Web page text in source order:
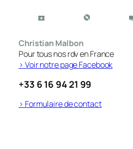
Christian Malbon
Pour tous nos rdv en France
> Voir notre page Facebook
+33 6 16 94 21 99
> Formulaire de contact